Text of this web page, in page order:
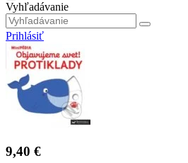
Vyhľadávanie
Prihlásiť
9,40 €